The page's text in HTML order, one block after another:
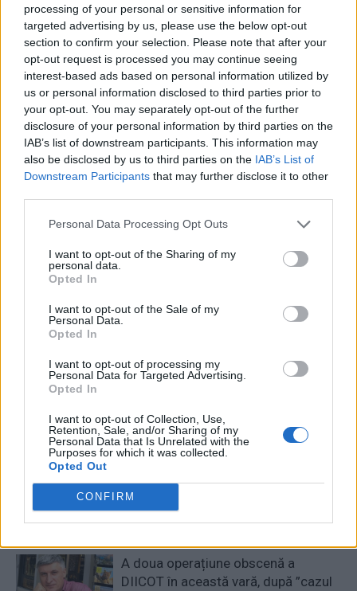
processing of your personal or sensitive information for
targeted advertising by us, please use the below opt-out
section to confirm your selection. Please note that after your
opt-out request is processed you may continue seeing
interest-based ads based on personal information utilized by
us or personal information disclosed to third parties prior to
your opt-out. You may separately opt-out of the further
disclosure of your personal information by third parties on the
IAB’s list of downstream participants. This information may
also be disclosed by us to third parties on the IAB’s List of
Downstream Participants that may further disclose it to other
Personal Data Processing Opt Outs
I want to opt-out of the Sharing of my
personal data.
Opted In
I want to opt-out of the Sale of my
Personal Data.
Opted In
I want to opt-out of processing my
Personal Data for Targeted Advertising.
Opted In
I want to opt-out of Collection, Use,
Retention, Sale, and/or Sharing of my
Personal Data that Is Unrelated with the
Purposes for which it was collected.
Opted Out
CONFIRM
micuțul stat balcanic să
returneze datoria de un
miliard de dolari, în schimbul
căreia China ar fi luat portul
Bar
Rădoi, au câștigat printr-un
autogol. Mari surprize:
Australia – Argentina 2-0,
Mexic – Franța 4-1, Spania –
Egipt 0-0
Redacţia
RELATED ARTICLES
Comisia Europeană, după ororile
cu atenție modificările aduse legii.
Există riscul unor consecințe
Sabotaj grav al PNRR, de către
tabăra anti-europeană PSD-AUR:
câștigăm niciun kilowatt! Explicațiile
convingătoare ale ministrului
Pîslaru
A doua operațiune obscenă a
DIICOT în această vară, după ”cazul